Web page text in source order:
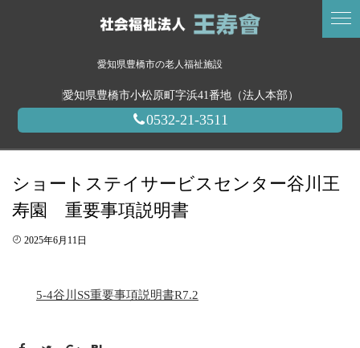
愛知県豊橋市の老人福祉施設
愛知県豊橋市小松原町字浜41番地（法人本部）
0532-21-3511
ショートステイサービスセンター谷川王
寿園 重要事項説明書
2025年6月11日
5-4谷川SS重要事項説明書R7.2